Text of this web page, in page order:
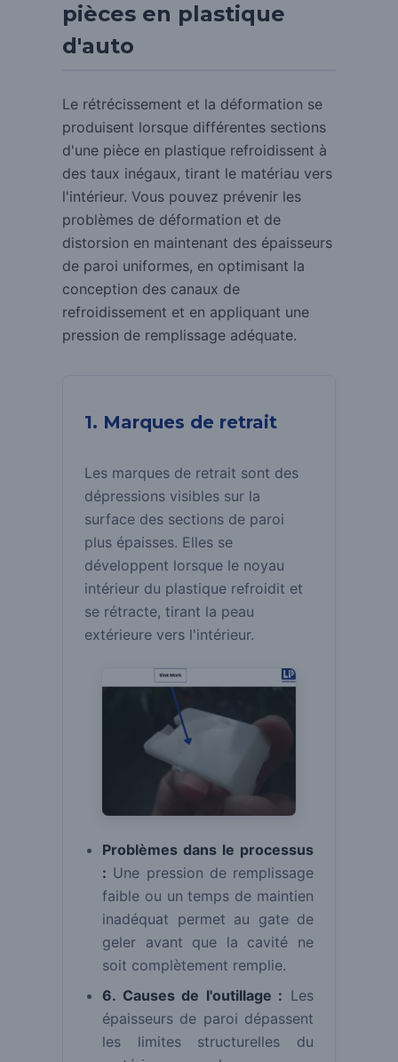
pièces en plastique
d'auto
Le rétrécissement et la déformation se
produisent lorsque différentes sections
d'une pièce en plastique refroidissent à
des taux inégaux, tirant le matériau vers
l'intérieur. Vous pouvez prévenir les
problèmes de déformation et de
distorsion en maintenant des épaisseurs
de paroi uniformes, en optimisant la
conception des canaux de
refroidissement et en appliquant une
pression de remplissage adéquate.
1. Marques de retrait
Les marques de retrait sont des
dépressions visibles sur la
surface des sections de paroi
plus épaisses. Elles se
développent lorsque le noyau
intérieur du plastique refroidit et
se rétracte, tirant la peau
extérieure vers l'intérieur.
Problèmes dans le processus
: Une pression de remplissage
faible ou un temps de maintien
inadéquat permet au gate de
geler avant que la cavité ne
soit complètement remplie.
6. Causes de l'outillage : Les
épaisseurs de paroi dépassent
les limites structurelles du